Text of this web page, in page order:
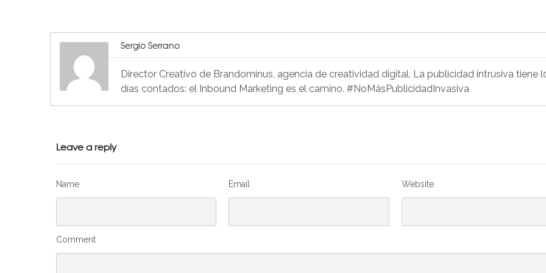
Sergio Serrano
Director Creativo de Brandominus, agencia de creatividad digital. La publicidad intrusiva tiene
días contados: el Inbound Marketing es el camino. #NoMásPublicidadInvasiva
Leave a reply
Name Email Website
Comment